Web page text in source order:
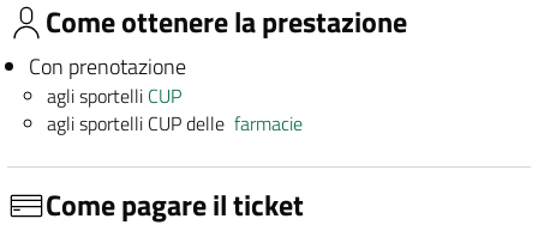
Come ottenere la prestazione
Con prenotazione
agli sportelli CUP
agli sportelli CUP dellefarmacie
Come pagare il ticket